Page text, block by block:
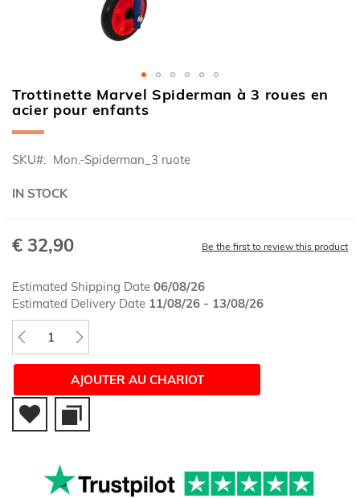
Trottinette Marvel Spiderman à 3 roues en
acier pour enfants
SKU Mon.-Spiderman_3 ruote
IN STOCK
€ 32,90 Be the first to review this product
Estimated Shipping Date 06/08/26
Estimated Delivery Date 11/08/26 - 13/08/26
AJOUTER AU CHARIOT
Skip
to
the
of
images